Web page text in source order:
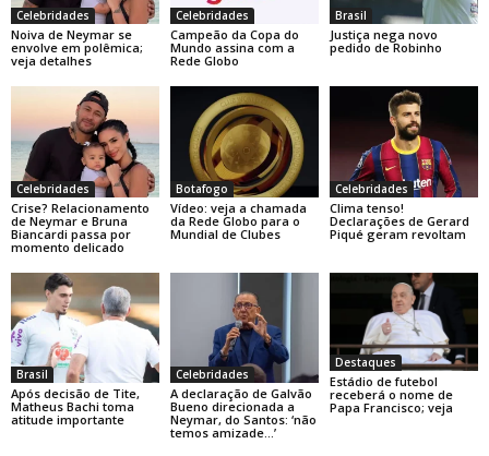
Celebridades
Noiva de Neymar se
envolve em polêmica;
veja detalhes
Celebridades
Campeão da Copa do
Mundo assina com a
Rede Globo
Brasil
Justiça nega novo
pedido de Robinho
Celebridades
Crise? Relacionamento
de Neymar e Bruna
Biancardi passa por
momento delicado
Botafogo
Vídeo: veja a chamada
da Rede Globo para o
Mundial de Clubes
Celebridades
Clima tenso!
Declarações de Gerard
Piqué geram revoltam
Brasil
Após decisão de Tite,
Matheus Bachi toma
atitude importante
Celebridades
A declaração de Galvão
Bueno direcionada a
Neymar, do Santos: ‘não
temos amizade…’
Destaques
Estádio de futebol
receberá o nome de
Papa Francisco; veja